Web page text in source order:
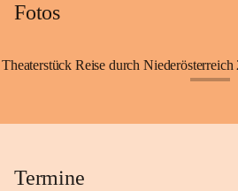
Fotos
Theaterstück Reise durch Niederösterreich
Termine